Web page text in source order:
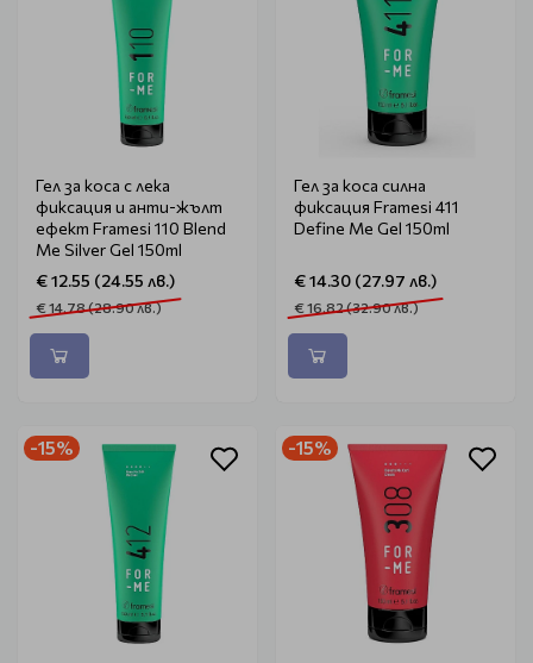
Гел за коса с лека
фиксация и анти-жълт
ефект Framesi 110 Blend
Me Silver Gel 150ml
€ 12.55 (24.55 лв.)
€ 14.78 (28.90 лв.)
Гел за коса силна
фиксация Framesi 411
Define Me Gel 150ml
€ 14.30 (27.97 лв.)
€ 16.82 (32.90 лв.)
-15% -15%